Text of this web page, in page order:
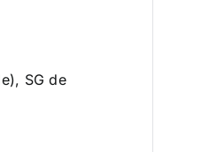
SG de